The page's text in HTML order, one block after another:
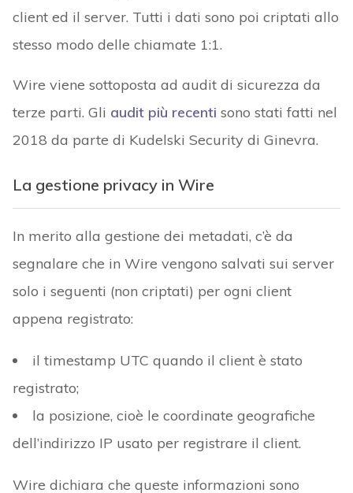
client ed il server. Tutti i dati sono poi criptati allo
stesso modo delle chiamate 1:1.
Wire viene sottoposta ad audit di sicurezza da
terze parti. Gli audit più recenti sono stati fatti nel
2018 da parte di Kudelski Security di Ginevra.
La gestione privacy in Wire
In merito alla gestione dei metadati, c’è da
segnalare che in Wire vengono salvati sui server
solo i seguenti (non criptati) per ogni client
appena registrato:
il timestamp UTC quando il client è stato
registrato;
la posizione, cioè le coordinate geografiche
dell’indirizzo IP usato per registrare il client.
Wire dichiara che queste informazioni sono